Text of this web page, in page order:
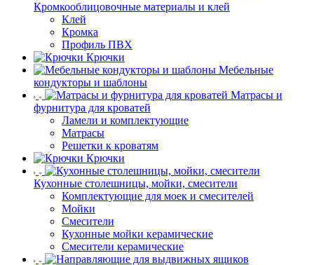
Кромкооблицовочные материалы и клей
Клей
Кромка
Профиль ПВХ
Крючки
Мебельные
кондукторы и шаблоны
Матрасы и
фурнитура для кроватей
Ламели и комплектующие
Матрасы
Решетки к кроватям
Крючки
Кухонные столешницы, мойки, смесители
Комплектующие для моек и смесителей
Мойки
Смесители
Кухонные мойки керамические
Смесители керамические